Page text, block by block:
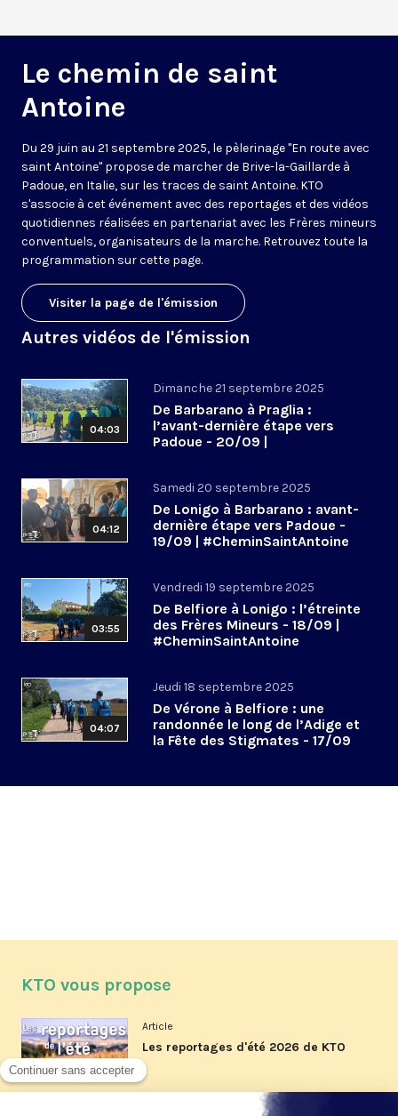
Le chemin de saint
Antoine
Du 29 juin au 21 septembre 2025, le pèlerinage "En route avec
saint Antoine" propose de marcher de Brive-la-Gaillarde à
Padoue, en Italie, sur les traces de saint Antoine. KTO
s'associe à cet événement avec des reportages et des vidéos
quotidiennes réalisées en partenariat avec les Frères mineurs
conventuels, organisateurs de la marche. Retrouvez toute la
programmation sur cette page.
Visiter la page de l'émission
Autres vidéos de l'émission
04:03
Dimanche 21 septembre 2025
De Barbarano à Praglia :
l’avant-dernière étape vers
Padoue - 20/09 |
04:12
Samedi 20 septembre 2025
De Lonigo à Barbarano : avant-
dernière étape vers Padoue -
19/09 | #CheminSaintAntoine
03:55
Vendredi 19 septembre 2025
De Belfiore à Lonigo : l’étreinte
des Frères Mineurs - 18/09 |
#CheminSaintAntoine
04:07
Jeudi 18 septembre 2025
De Vérone à Belfiore : une
randonnée le long de l’Adige et
la Fête des Stigmates - 17/09
KTO vous propose
Article
Les reportages d'été 2026 de KTO